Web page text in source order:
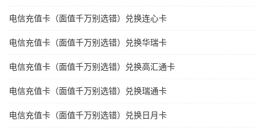
电信充值卡（面值千万别选错）兑换连心卡
电信充值卡（面值千万别选错）兑换华瑞卡
电信充值卡（面值千万别选错）兑换高汇通卡
电信充值卡（面值千万别选错）兑换瑞通卡
电信充值卡（面值千万别选错）兑换日月卡